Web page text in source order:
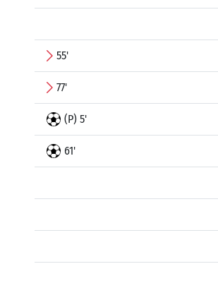
55'
77'
(P) 5'
61'